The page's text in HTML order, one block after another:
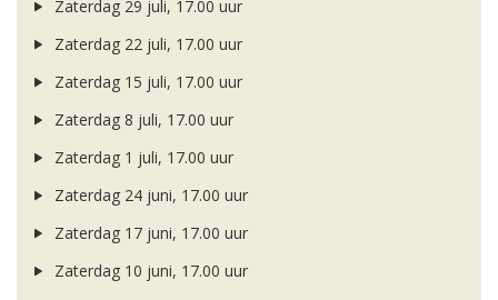
Zaterdag 29 juli, 17.00 uur
Zaterdag 22 juli, 17.00 uur
Zaterdag 15 juli, 17.00 uur
Zaterdag 8 juli, 17.00 uur
Zaterdag 1 juli, 17.00 uur
Zaterdag 24 juni, 17.00 uur
Zaterdag 17 juni, 17.00 uur
Zaterdag 10 juni, 17.00 uur